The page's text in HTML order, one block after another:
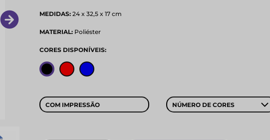
MEDIDAS:24 x 32,5 x 17 cm
MATERIAL:Poliéster
CORES DISPONÍVEIS:
COM IMPRESSÃO NÚMERO DE CORES